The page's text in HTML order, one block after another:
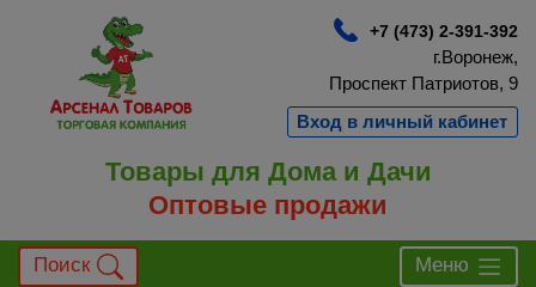
+7 (473) 2-391-392
г.Воронеж,
Проспект Патриотов, 9
Вход в личный кабинет
Товары для Дома и Дачи
Оптовые продажи
Поиск Меню